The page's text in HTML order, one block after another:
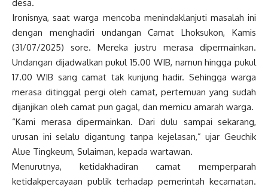
desa.
Ironisnya, saat warga mencoba menindaklanjuti masalah ini
dengan menghadiri undangan Camat Lhoksukon, Kamis
(31/07/2025) sore. Mereka justru merasa dipermainkan.
Undangan dijadwalkan pukul 15.00 WIB, namun hingga pukul
17.00 WIB sang camat tak kunjung hadir. Sehingga warga
merasa ditinggal pergi oleh camat, pertemuan yang sudah
dijanjikan oleh camat pun gagal, dan memicu amarah warga.
“Kami merasa dipermainkan. Dari dulu sampai sekarang,
urusan ini selalu digantung tanpa kejelasan,” ujar Geuchik
Alue Tingkeum, Sulaiman, kepada wartawan.
Menurutnya, ketidakhadiran camat memperparah
ketidakpercayaan publik terhadap pemerintah kecamatan.